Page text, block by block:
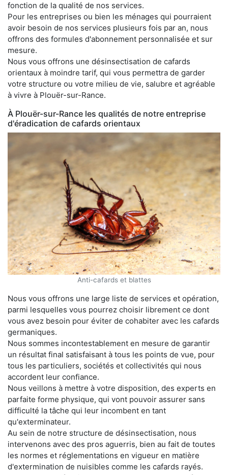
fonction de la qualité de nos services.
Pour les entreprises ou bien les ménages qui pourraient
avoir besoin de nos services plusieurs fois par an, nous
offrons des formules d'abonnement personnalisée et sur
mesure.
Nous vous offrons une désinsectisation de cafards
orientaux à moindre tarif, qui vous permettra de garder
votre structure ou votre milieu de vie, salubre et agréable
à vivre à Plouër-sur-Rance.
À Plouër-sur-Rance les qualités de notre entreprise
d'éradication de cafards orientaux
Anti-cafards et blattes
Nous vous offrons une large liste de services et opération,
parmi lesquelles vous pourrez choisir librement ce dont
vous avez besoin pour éviter de cohabiter avec les cafards
germaniques.
Nous sommes incontestablement en mesure de garantir
un résultat final satisfaisant à tous les points de vue, pour
tous les particuliers, sociétés et collectivités qui nous
accordent leur confiance.
Nous veillons à mettre à votre disposition, des experts en
parfaite forme physique, qui vont pouvoir assurer sans
difficulté la tâche qui leur incombent en tant
qu'exterminateur.
Au sein de notre structure de désinsectisation, nous
intervenons avec des pros aguerris, bien au fait de toutes
les normes et réglementations en vigueur en matière
d'extermination de nuisibles comme les cafards rayés.